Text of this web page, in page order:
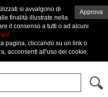
Approva
si avvalgono di
finalità illustrate nella
il consenso a tutti o ad alcuni
pagina, cliccando su un link o
acconsenti all'uso dei cookie.